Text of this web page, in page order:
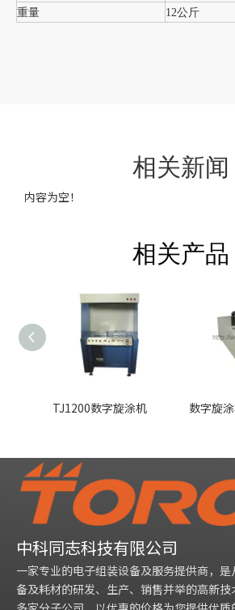
重量
12公斤
相关新闻
内容为空！
相关产品
TJ1200数字旋涂机 数字旋
中科同志科技有限公司
一家专业的电子组装设备及服务提供商，是
备及耗材的研发、生产、销售并举的高新